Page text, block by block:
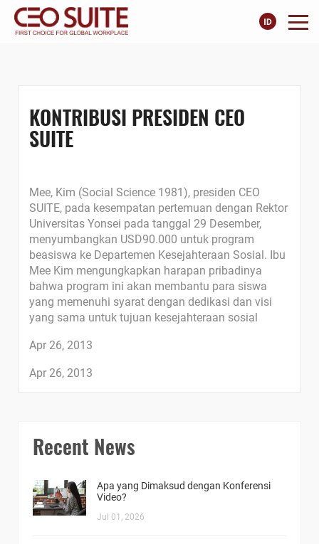
KONTRIBUSI PRESIDEN CEO
SUITE
Mee, Kim (Social Science 1981), presiden CEO
SUITE, pada kesempatan pertemuan dengan Rektor
Universitas Yonsei pada tanggal 29 Desember,
menyumbangkan USD90.000 untuk program
beasiswa ke Departemen Kesejahteraan Sosial. Ibu
Mee Kim mengungkapkan harapan pribadinya
bahwa program ini akan membantu para siswa
yang memenuhi syarat dengan dedikasi dan visi
yang sama untuk tujuan kesejahteraan sosial
Apr 26, 2013
Apr 26, 2013
Recent News
Apa yang Dimaksud dengan Konferensi
Video?
Jul 01, 2026